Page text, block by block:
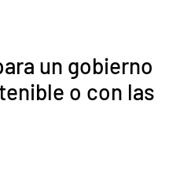
un gobierno
o con las